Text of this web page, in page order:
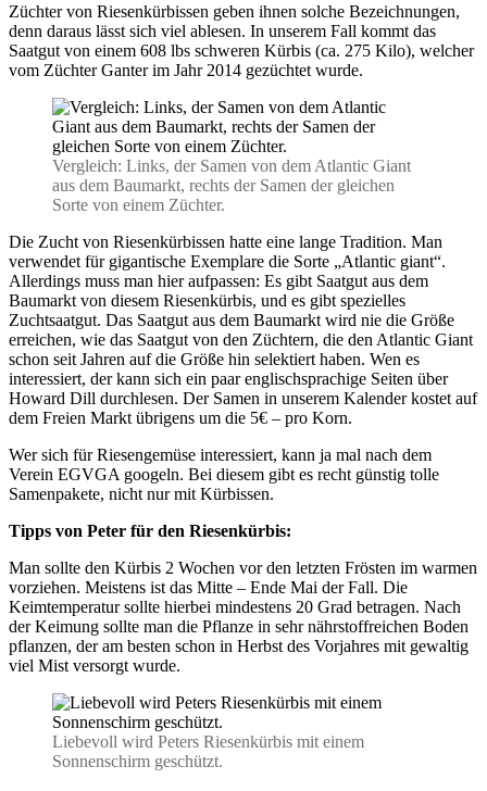
Züchter von Riesenkürbissen geben ihnen solche Bezeichnungen,
denn daraus lässt sich viel ablesen. In unserem Fall kommt das
Saatgut von einem 608 lbs schweren Kürbis (ca. 275 Kilo), welcher
vom Züchter Ganter im Jahr 2014 gezüchtet wurde.
Vergleich: Links, der Samen von dem Atlantic Giant
aus dem Baumarkt, rechts der Samen der gleichen
Sorte von einem Züchter.
Die Zucht von Riesenkürbissen hatte eine lange Tradition. Man
verwendet für gigantische Exemplare die Sorte „Atlantic giant“.
Allerdings muss man hier aufpassen: Es gibt Saatgut aus dem
Baumarkt von diesem Riesenkürbis, und es gibt spezielles
Zuchtsaatgut. Das Saatgut aus dem Baumarkt wird nie die Größe
erreichen, wie das Saatgut von den Züchtern, die den Atlantic Giant
schon seit Jahren auf die Größe hin selektiert haben. Wen es
interessiert, der kann sich ein paar englischsprachige Seiten über
Howard Dill durchlesen. Der Samen in unserem Kalender kostet auf
dem Freien Markt übrigens um die 5€ – pro Korn.
Wer sich für Riesengemüse interessiert, kann ja mal nach dem
Verein EGVGA googeln. Bei diesem gibt es recht günstig tolle
Samenpakete, nicht nur mit Kürbissen.
Tipps von Peter für den Riesenkürbis:
Man sollte den Kürbis 2 Wochen vor den letzten Frösten im warmen
vorziehen. Meistens ist das Mitte – Ende Mai der Fall. Die
Keimtemperatur sollte hierbei mindestens 20 Grad betragen. Nach
der Keimung sollte man die Pflanze in sehr nährstoffreichen Boden
pflanzen, der am besten schon in Herbst des Vorjahres mit gewaltig
viel Mist versorgt wurde.
Liebevoll wird Peters Riesenkürbis mit einem
Sonnenschirm geschützt.